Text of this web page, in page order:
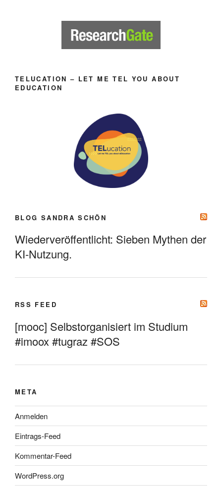
TELUCATION – LET ME TEL YOU ABOUT
EDUCATION
BLOG SANDRA SCHÖN
Wiederveröffentlicht: Sieben Mythen der
KI-Nutzung.
RSS FEED
[mooc] Selbstorganisiert im Studium
#imoox #tugraz #SOS
META
Anmelden
Eintrags-Feed
Kommentar-Feed
WordPress.org